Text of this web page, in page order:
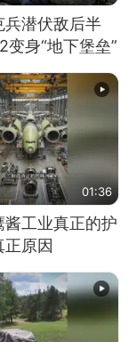
兵潜伏敌后半
变身“地下堡垒”
01:36
酱工业真正的护
原因